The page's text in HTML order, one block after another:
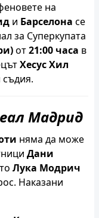
на
и Барселона се
за Суперкупата
от21:00 часа в
Хесус Хил
съдия.
Мадрид
няма да може
Дани
Лука Модрич
Наказани